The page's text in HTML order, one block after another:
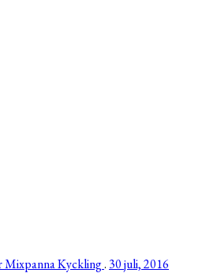
MixpannaKyckling. 30 juli, 2016